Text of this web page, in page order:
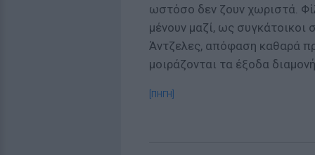
ωστόσο δεν ζουν χωριστά.
μένουν μαζί, ως συγκάτοικοι
Άντζελες, απόφαση καθαρά
μοιράζονται τα έξοδα
[ΠΗΓΗ]